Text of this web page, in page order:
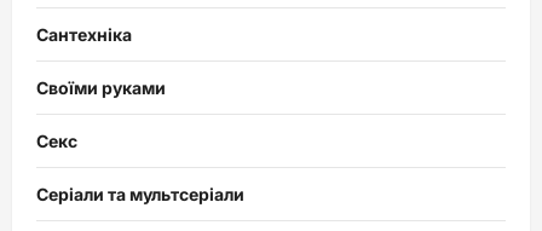
Сантехніка
Своїми руками
Секс
Серіали та мультсеріали